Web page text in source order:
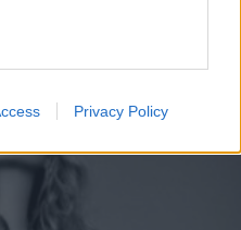
purposes in below Google
Privacy Policy